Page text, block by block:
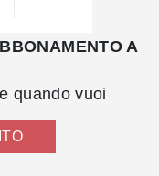
A
quando vuoi